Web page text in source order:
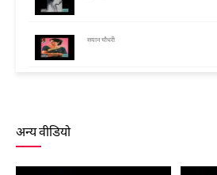
सयान चौधरी
अन्य वीडियो